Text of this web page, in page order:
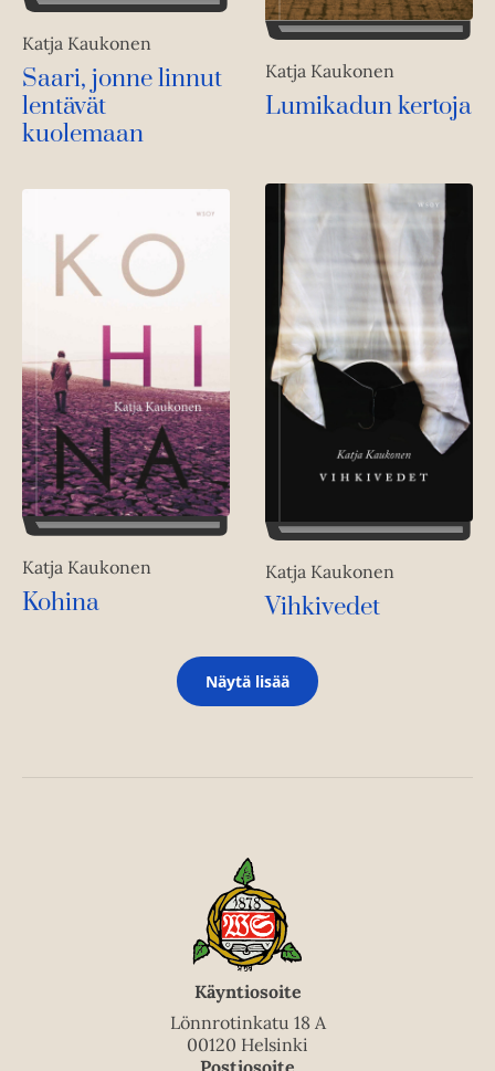
Katja Kaukonen
Saari, jonne linnut
lentävät
kuolemaan
Katja Kaukonen
Lumikadun kertoja
Katja Kaukonen
Kohina
Katja Kaukonen
Vihkivedet
Näytä lisää
Käyntiosoite
Lönnrotinkatu 18 A
00120 Helsinki
Postiosoite